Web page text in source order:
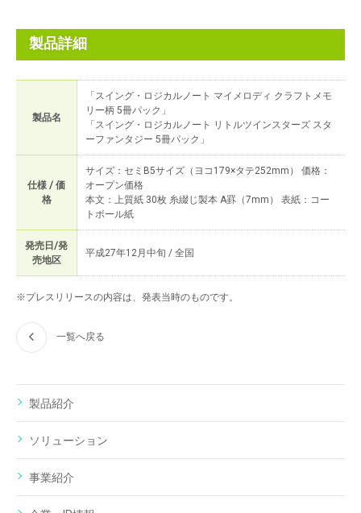
製品詳細
製品名
「スイング・ロジカルノート マイメロディ クラフトメモ
リー柄 5冊パック」
「スイング・ロジカルノート リトルツインスターズ スタ
ーファンタジー 5冊パック」
仕様 / 価
格
サイズ：セミB5サイズ（ヨコ179×タテ252mm） 価格：
オープン価格
本文：上質紙 30枚 糸綴じ製本 A罫（7mm） 表紙：コー
トボール紙
発売日/発
売地区
平成27年12月中旬 / 全国
※プレスリリースの内容は、発表当時のものです。
一覧へ戻る
製品紹介
ソリューション
事業紹介